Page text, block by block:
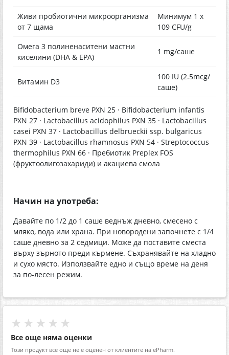
Живи пробиотични микроорганизма
от 7 щама
Минимум 1 x
109 CFU/g
Омега 3 полиненаситени мастни
киселини (DHA & EPA)
1 mg/саше
Витамин D3
100 IU (2.5mcg/
саше)
Bifidobacterium breve PXN 25 · Bifidobacterium infantis
PXN 27 · Lactobacillus acidophilus PXN 35 · Lactobacillus
casei PXN 37 · Lactobacillus delbrueckii ssp. bulgaricus
PXN 39 · Lactobacillus rhamnosus PXN 54 · Streptococcus
thermophilus PXN 66 · Пребиотик Preplex FOS
(фруктоолигозахариди) и акациева смола
Начин на употреба:
Давайте по 1/2 до 1 саше веднъж дневно, смесено с
мляко, вода или храна. При новородени започнете с 1/4
саше дневно за 2 седмици. Може да поставите сместа
върху зърното преди кърмене. Съхранявайте на хладно
и сухо място. Използвайте едно и също време на деня
за по-лесен режим.
★★★★★
Все още няма оценки
Този продукт все още не е оценен от клиентите на ePharm.